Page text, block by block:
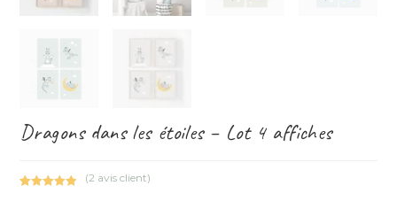
Dragons dans les étoiles – Lot 4 affiches
(2 avis client)